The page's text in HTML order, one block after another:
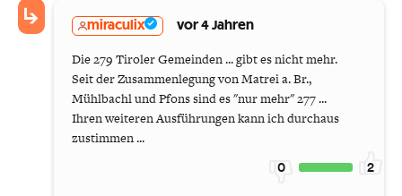
miraculix vor 4 Jahren
Die 279 Tiroler Gemeinden ... gibt es nicht mehr.
Seit der Zusammenlegung von Matrei a. Br.,
Mühlbachl und Pfons sind es "nur mehr" 277 ...
Ihren weiteren Ausführungen kann ich durchaus
zustimmen ...
0 2